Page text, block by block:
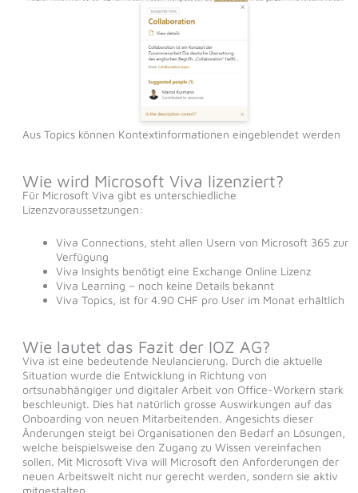
Aus Topics können Kontextinformationen eingeblendet werden
Wie wird Microsoft Viva lizenziert?
Für Microsoft Viva gibt es unterschiedliche
Lizenzvoraussetzungen:
Viva Connections, steht allen Usern von Microsoft 365 zur
Verfügung
Viva Insights benötigt eine Exchange Online Lizenz
Viva Learning – noch keine Details bekannt
Viva Topics, ist für 4.90 CHF pro User im Monat erhältlich
Wie lautet das Fazit der IOZ AG?
Viva ist eine bedeutende Neulancierung. Durch die aktuelle
Situation wurde die Entwicklung in Richtung von
ortsunabhängiger und digitaler Arbeit von Office-Workern stark
beschleunigt. Dies hat natürlich grosse Auswirkungen auf das
Onboarding von neuen Mitarbeitenden. Angesichts dieser
Änderungen steigt bei Organisationen den Bedarf an Lösungen,
welche beispielsweise den Zugang zu Wissen vereinfachen
sollen. Mit Microsoft Viva will Microsoft den Anforderungen der
neuen Arbeitswelt nicht nur gerecht werden, sondern sie aktiv
mitgestalten.